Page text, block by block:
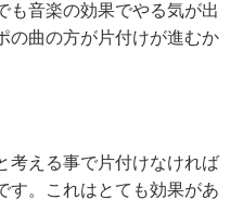
も音楽の効果でやる気が出
の曲の方が片付けが進むか
考える事で片付けなければ
す。これはとても効果があ